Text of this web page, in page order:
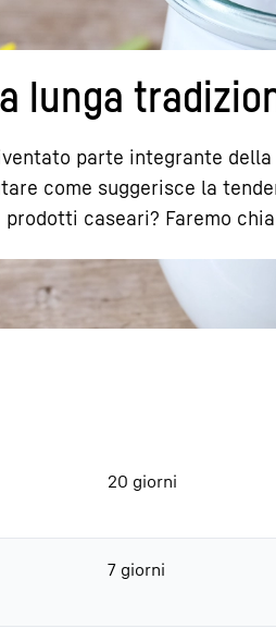
Carriera in
lunga
parte integrante
come suggerisce la
caseari? Faremo
20 giorni
7 giorni